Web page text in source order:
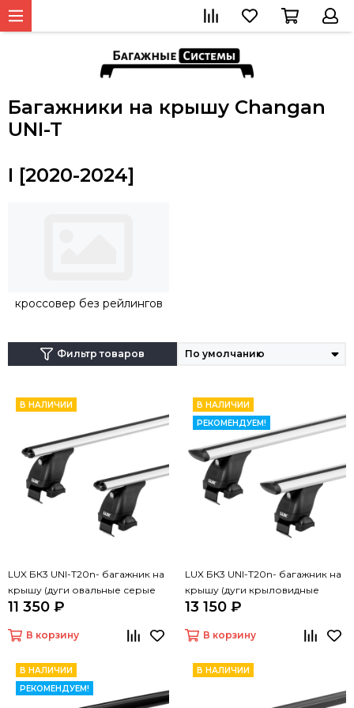
Багажники на крышу Changan
UNI-T
I [2020-2024]
кроссовер без рейлингов
Фильтр товаров
В НАЛИЧИИ
LUX БК3 UNI-T20n- багажник на
крышу (дуги овальные серые
120 см, с замком)
11 350 ₽
В корзину
В НАЛИЧИИ
РЕКОМЕНДУЕМ!
LUX БК3 UNI-T20n- багажник на
крышу (дуги крыловидные
серые 120 см, с замком)
13 150 ₽
В корзину
В НАЛИЧИИ
РЕКОМЕНДУЕМ!
В НАЛИЧИИ